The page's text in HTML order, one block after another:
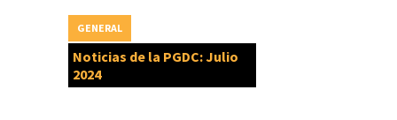
Noticias de la PGDC: Julio
2024
GENERAL